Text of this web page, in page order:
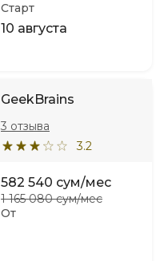
Старт
10 августа
GeekBrains
3.2
3 отзыва
От
582 540 сум/мес
1 165 080 сум/мес